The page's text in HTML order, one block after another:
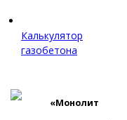
Калькулятор
газобетона
«Монолит